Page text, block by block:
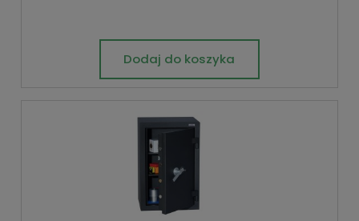
Dodaj do koszyka